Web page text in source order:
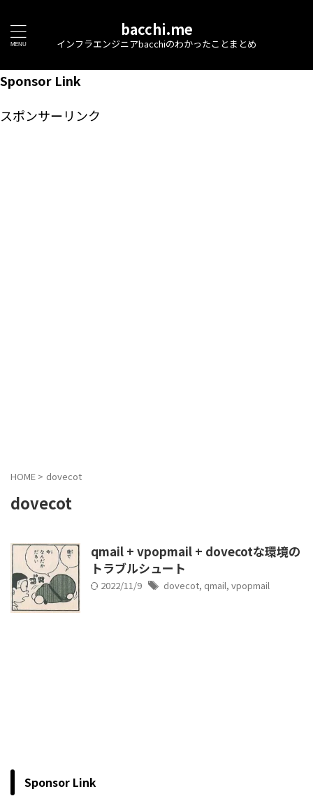
bacchi.me
インフラエンジニアbacchiのわかったことまとめ
Sponsor Link
スポンサーリンク
HOME > dovecot
dovecot
qmail + vpopmail + dovecotな環境の
トラブルシュート
2022/11/9 dovecot, qmail, vpopmail
Sponsor Link